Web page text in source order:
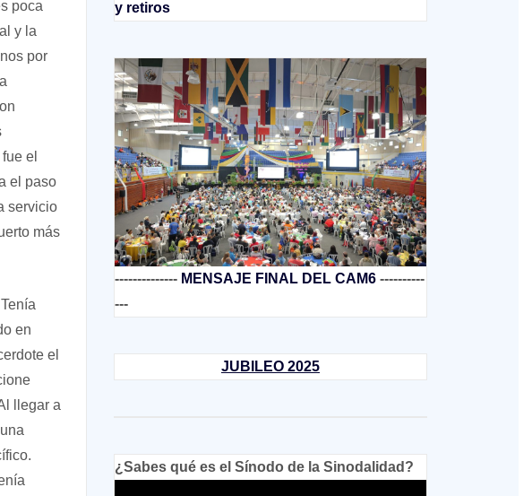
poca
y la
por
el
el paso
servicio
más
en
el
llegar a
y retiros
-------------- MENSAJE FINAL DEL CAM6 ----------
---
JUBILEO 2025
¿Sabes qué es el Sínodo de la Sinodalidad?